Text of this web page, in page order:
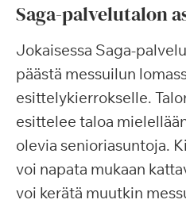
Saga-palvelutalon
Jokaisessa Saga-
päästä messuilun
esittelykierrokselle.
esittelee taloa
olevia senioriasuntoja.
voi napata mukaan
voi kerätä muutkin